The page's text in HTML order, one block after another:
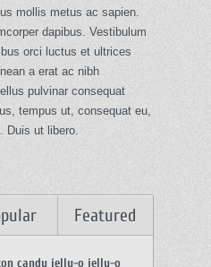
mollis metus ac sapien.
dapibus. Vestibulum
orci luctus et ultrices
a erat ac nibh
pulvinar consequat
tempus ut, consequat eu,
Duis ut libero.
Featured
candy jelly-o jelly-o